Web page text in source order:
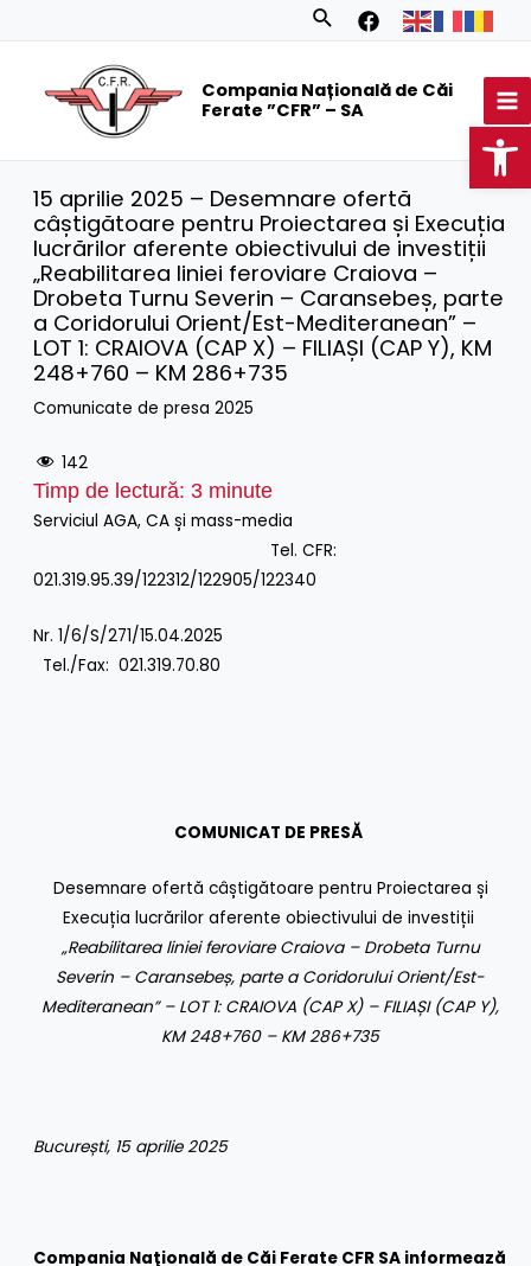
Search
Compania Națională de Căi
Ferate ”CFR” – SA
15 aprilie 2025 – Desemnare ofertă
câștigătoare pentru Proiectarea și Execuția
lucrărilor aferente obiectivului de investiții
„Reabilitarea liniei feroviare Craiova –
Drobeta Turnu Severin – Caransebeș, parte
a Coridorului Orient/Est-Mediteranean” –
LOT 1: CRAIOVA (CAP X) – FILIAȘI (CAP Y), KM
248+760 – KM 286+735
Comunicate de presa 2025
142
Timp de lectură: 3 minute
Serviciul AGA, CA și mass-media
Tel. CFR:
021.319.95.39/122312/122905/122340
Nr. 1/6/S/271/15.04.2025
Tel./Fax: 021.319.70.80
COMUNICAT DE PRESĂ
Desemnare ofertă câștigătoare pentru Proiectarea și
Execuția lucrărilor aferente obiectivului de investiții
„Reabilitarea liniei feroviare Craiova – Drobeta Turnu
Severin – Caransebeș, parte a Coridorului Orient/Est-
Mediteranean” – LOT 1: CRAIOVA (CAP X) – FILIAȘI (CAP Y),
KM 248+760 – KM 286+735
București, 15 aprilie 2025
Compania Naţională de Căi Ferate CFR SA informează